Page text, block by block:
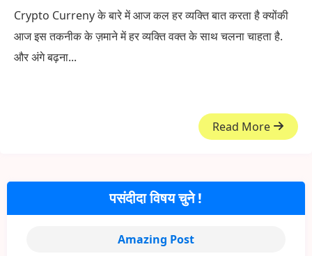
Crypto Curreny के बारे में आज कल हर व्यक्ति बात करता है क्योंकी
आज इस तकनीक के ज़माने में हर व्यक्ति वक्त के साथ चलना चाहता है.
और अंगे बढ़ना...
Read More
पसंदीदा विषय चुने !
Amazing Post